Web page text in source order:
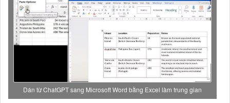
Dán từ ChatGPT sang Microsoft Word bằng Excel làm trung gian